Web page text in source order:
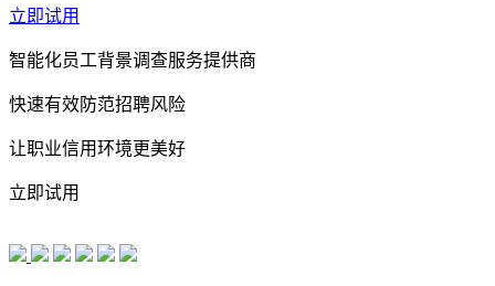
立即试用
智能化员工背景调查服务提供商
快速有效防范招聘风险
让职业信用环境更美好
立即试用